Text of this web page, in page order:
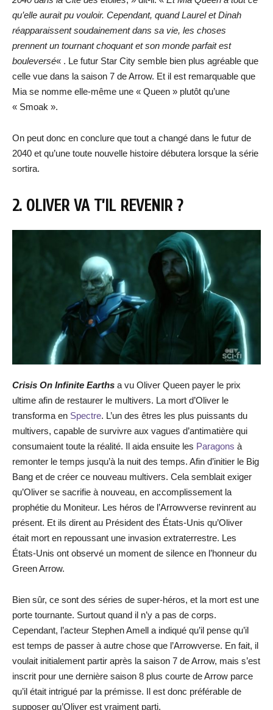
qu’elle aurait pu vouloir. Cependant, quand Laurel et Dinah
réapparaissent soudainement dans sa vie, les choses
prennent un tournant choquant et son monde parfait est
bouleversé« . Le futur Star City semble bien plus agréable que
celle vue dans la saison 7 de Arrow. Et il est remarquable que
Mia se nomme elle-même une « Queen » plutôt qu’une
« Smoak ».
On peut donc en conclure que tout a changé dans le futur de
2040 et qu’une toute nouvelle histoire débutera lorsque la série
sortira.
2. OLIVER VA T’IL REVENIR ?
Crisis On Infinite Earths a vu Oliver Queen payer le prix
ultime afin de restaurer le multivers. La mort d’Oliver le
transforma en Spectre. L’un des êtres les plus puissants du
multivers, capable de survivre aux vagues d’antimatière qui
consumaient toute la réalité. Il aida ensuite les Paragons à
remonter le temps jusqu’à la nuit des temps. Afin d’initier le Big
Bang et de créer ce nouveau multivers. Cela semblait exiger
qu’Oliver se sacrifie à nouveau, en accomplissement la
prophétie du Moniteur. Les héros de l’Arrowverse revinrent au
présent. Et ils dirent au Président des États-Unis qu’Oliver
était mort en repoussant une invasion extraterrestre. Les
États-Unis ont observé un moment de silence en l’honneur du
Green Arrow.
Bien sûr, ce sont des séries de super-héros, et la mort est une
porte tournante. Surtout quand il n’y a pas de corps.
Cependant, l’acteur Stephen Amell a indiqué qu’il pense qu’il
est temps de passer à autre chose que l’Arrowverse. En fait, il
voulait initialement partir après la saison 7 de Arrow, mais s’est
inscrit pour une dernière saison 8 plus courte de Arrow parce
qu’il était intrigué par la prémisse. Il est donc préférable de
supposer qu’Oliver est vraiment parti.